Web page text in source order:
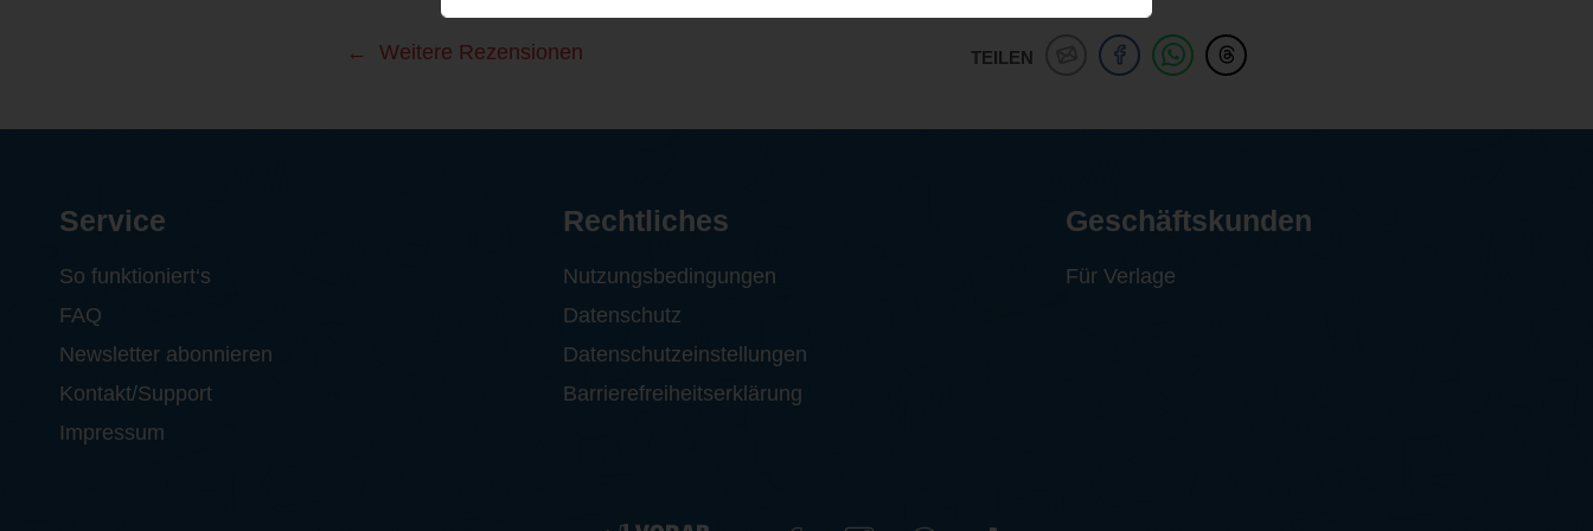
TEILEN
Weitere Rezensionen
Service
So funktioniert‘s
FAQ
Newsletter abonnieren
Kontakt/Support
Impressum
Rechtliches
Nutzungsbedingungen
Datenschutz
Datenschutzeinstellungen
Barrierefreiheitserklärung
Geschäftskunden
Für Verlage